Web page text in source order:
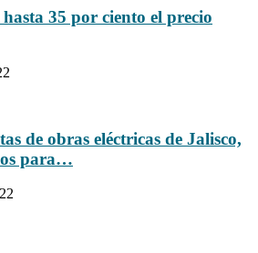
35 por ciento el precio
de obras eléctricas de Jalisco,
para…